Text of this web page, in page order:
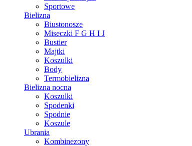
Sportowe
Bielizna
Biustonosze
Miseczki F G H I J
Bustier
Majtki
Koszulki
Body
Termobielizna
Bielizna nocna
Koszulki
Spodenki
Spodnie
Koszule
Ubrania
Kombinezony